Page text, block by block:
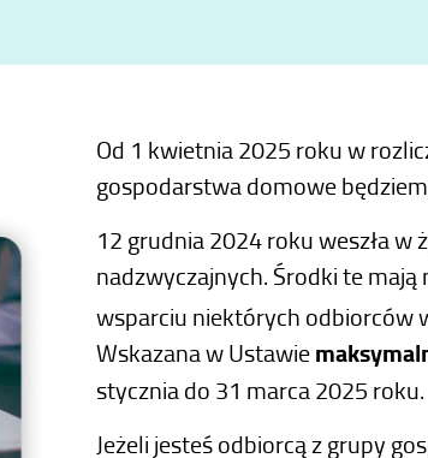
Od 1 kwietnia 2025 roku w
gospodarstwa domowe
12 grudnia 2024 roku weszła
nadzwyczajnych. Środki te
wsparciu niektórych odbiorców
Wskazana w Ustawie
stycznia do 31 marca 2025 roku.
Jeżeli jesteś odbiorcą z grupy